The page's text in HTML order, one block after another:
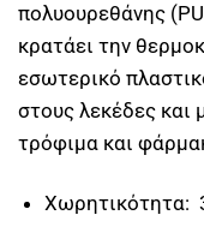
πολυουρεθάνης
κρατάει την
εσωτερικό
στους λεκέδες και
τρόφιμα και
Χωρητικότητα: